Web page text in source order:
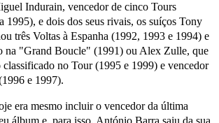
Indurain, vencedor de cinco Tours
1995), e dois dos seus rivais, os suíços Tony
três Voltas à Espanha (1992, 1993 e 1994) e
na "Grand Boucle" (1991) ou Alex Zulle, que
no Tour (1995 e 1999) e vencedor
e 1997).
era mesmo incluir o vencedor da última
álbum e, para isso, António Barra saiu da sua